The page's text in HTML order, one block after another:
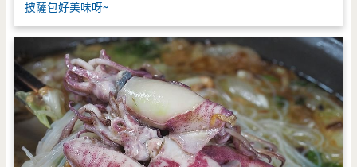
披薩包好美味呀~